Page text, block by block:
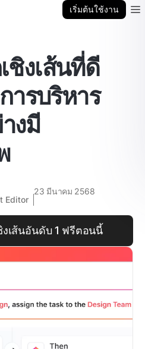
เริ่มต้นใช้งาน
ชิงเส้นที่ดี
ารบริหาร
งมี
Editor
23 มีนาคม 2568
งเส้นอันดับ 1 ฟรีตอนนี้